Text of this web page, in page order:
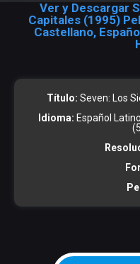
Ver y Descargar
Capitales (1995)
Castellano,
Título: Seven: Los
Idioma: Español